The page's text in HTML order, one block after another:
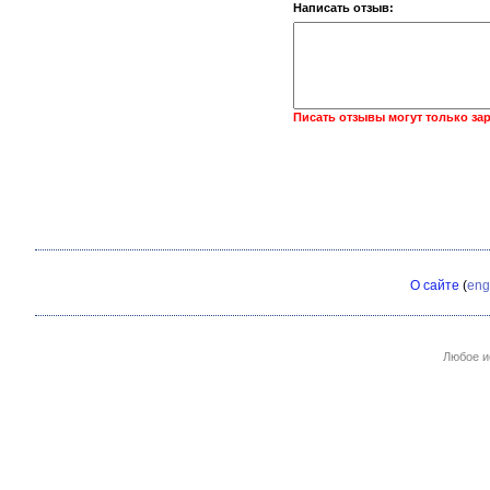
Написать отзыв:
Писать отзывы могут только
О сайте (eng
Любое